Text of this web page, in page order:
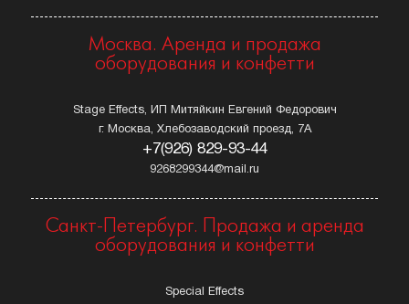
Москва. Аренда и продажа
оборудования и конфетти
Stage Effects, ИП Митяйкин Евгений Федорович
г. Москва, Хлебозаводский проезд, 7А
+7(926) 829-93-44
9268299344@mail.ru
Санкт-Петербург. Продажа и аренда
оборудования и конфетти
Special Effects